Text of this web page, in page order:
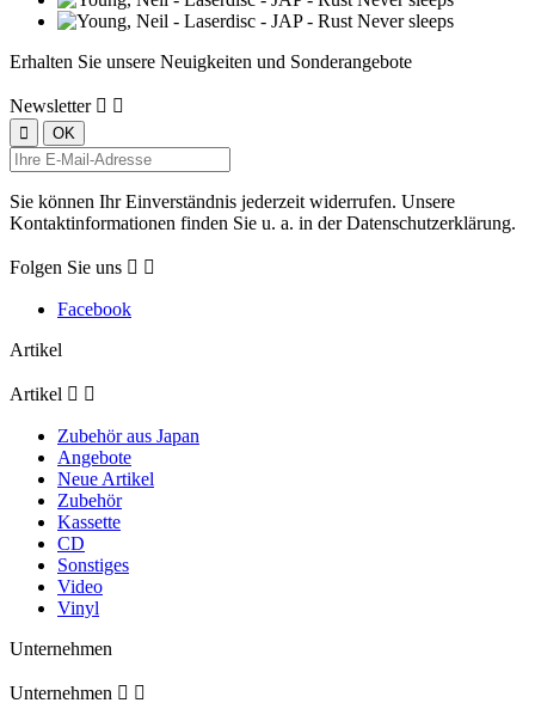
Erhalten Sie unsere Neuigkeiten und Sonderangebote
Newsletter  
Sie können Ihr Einverständnis jederzeit widerrufen. Unsere
Kontaktinformationen finden Sie u. a. in der Datenschutzerklärung.
Folgen Sie uns  
Facebook
Artikel
Artikel  
Zubehör aus Japan
Angebote
Neue Artikel
Zubehör
Kassette
CD
Sonstiges
Video
Vinyl
Unternehmen
Unternehmen  